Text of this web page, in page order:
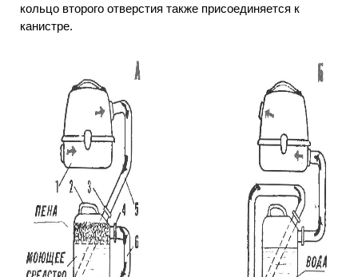
кольцо второго отверстия также присоединяется к
канистре.